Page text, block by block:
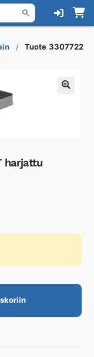
Tuote 3307722
harjattu